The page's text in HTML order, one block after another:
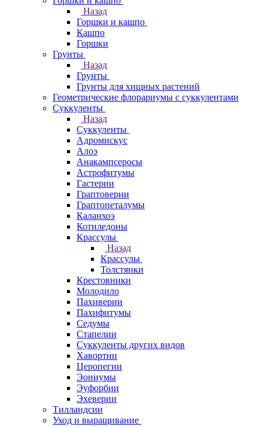
Назад
Горшки и кашпо
Кашпо
Горшки
Грунты
Назад
Грунты
Грунты для хищных растений
Геометрические флорариумы с суккулентами
Суккуленты
Назад
Суккуленты
Адромискус
Алоэ
Анакампсеросы
Астрофитумы
Гастерии
Граптоверии
Граптопеталумы
Каланхоэ
Котиледоны
Крассулы
Назад
Крассулы
Толстянки
Крестовники
Молодило
Пахиверии
Пахифитумы
Седумы
Стапелии
Суккуленты других видов
Хавортии
Церопегии
Эониумы
Эуфорбии
Эхеверии
Тилландсии
Уход и выращивание